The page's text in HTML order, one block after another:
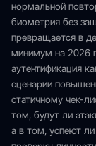
нормальной
биометрия без
превращается в
минимум на 2026
аутентификация
сценарии
статичному чек-
том, будут ли
а в том, успеют